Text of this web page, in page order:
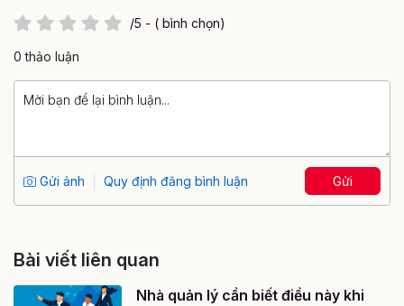
/5 - ( bình chọn)
0 thảo luận
Gửi ảnh Quy định đăng bình luận Gửi
Bài viết liên quan
Nhà quản lý cần biết điều này khi